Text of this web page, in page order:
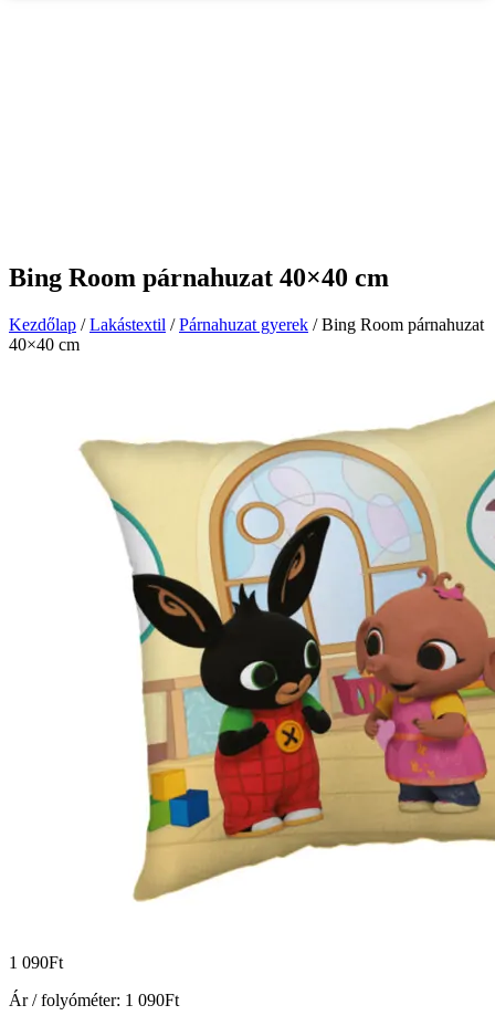
Bing Room párnahuzat 40×40 cm
Kezdőlap /Lakástextil /Párnahuzat gyerek / Bing Room párnahuzat
40×40 cm
1 090Ft
Ár / folyóméter: 1 090Ft